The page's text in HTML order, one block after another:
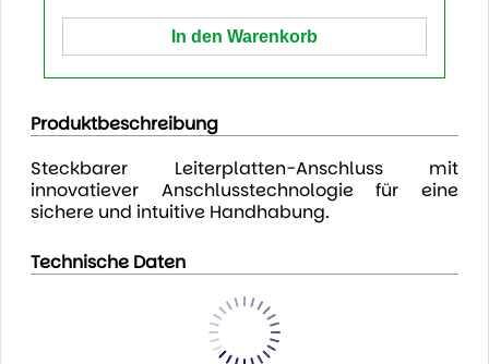
Produktbeschreibung
Steckbarer Leiterplatten-Anschluss mit
innovatiever Anschlusstechnologie für eine
sichere und intuitive Handhabung.
Technische Daten